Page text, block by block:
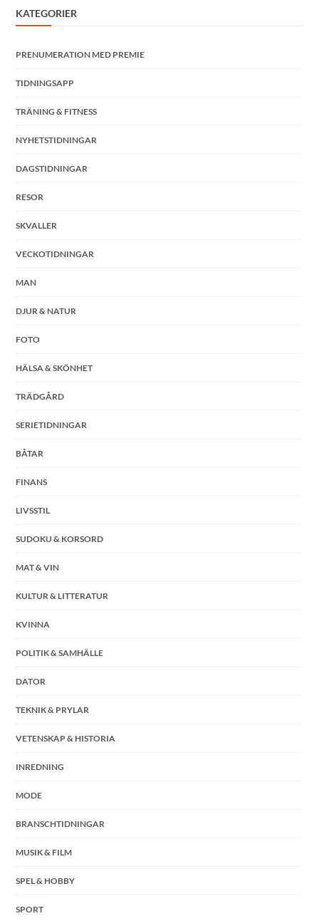
KATEGORIER
PRENUMERATION MED PREMIE
TIDNINGSAPP
TRÄNING & FITNESS
NYHETSTIDNINGAR
DAGSTIDNINGAR
RESOR
SKVALLER
VECKOTIDNINGAR
MAN
DJUR & NATUR
FOTO
HÄLSA & SKÖNHET
TRÄDGÅRD
SERIETIDNINGAR
BÅTAR
FINANS
LIVSSTIL
SUDOKU & KORSORD
MAT & VIN
KULTUR & LITTERATUR
KVINNA
POLITIK & SAMHÄLLE
DATOR
TEKNIK & PRYLAR
VETENSKAP & HISTORIA
INREDNING
MODE
BRANSCHTIDNINGAR
MUSIK & FILM
SPEL & HOBBY
SPORT